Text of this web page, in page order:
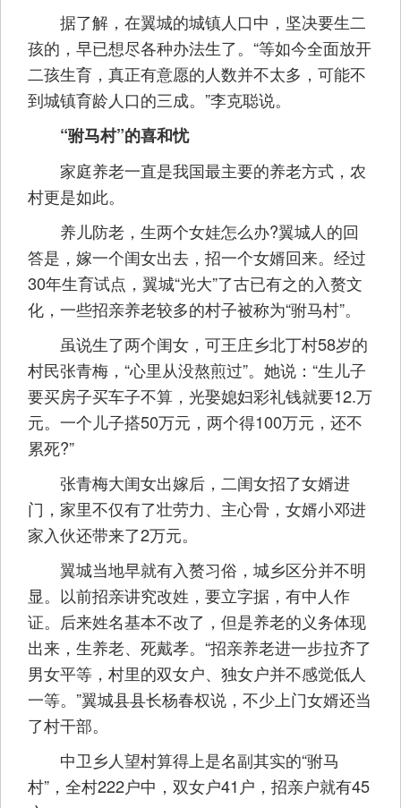
据了解，在翼城的城镇人口中，坚决要生二
孩的，早已想尽各种办法生了。“等如今全面放开
二孩生育，真正有意愿的人数并不太多，可能不
到城镇育龄人口的三成。”李克聪说。
“驸马村”的喜和忧
家庭养老一直是我国最主要的养老方式，农
村更是如此。
养儿防老，生两个女娃怎么办?翼城人的回
答是，嫁一个闺女出去，招一个女婿回来。经过
30年生育试点，翼城“光大”了古已有之的入赘文
化，一些招亲养老较多的村子被称为“驸马村”。
虽说生了两个闺女，可王庄乡北丁村58岁的
村民张青梅，“心里从没熬煎过”。她说：“生儿子
要买房子买车子不算，光娶媳妇彩礼钱就要12.万
元。一个儿子搭50万元，两个得100万元，还不
累死?”
张青梅大闺女出嫁后，二闺女招了女婿进
门，家里不仅有了壮劳力、主心骨，女婿小邓进
家入伙还带来了2万元。
翼城当地早就有入赘习俗，城乡区分并不明
显。以前招亲讲究改姓，要立字据，有中人作
证。后来姓名基本不改了，但是养老的义务体现
出来，生养老、死戴孝。“招亲养老进一步拉齐了
男女平等，村里的双女户、独女户并不感觉低人
一等。”翼城县县长杨春权说，不少上门女婿还当
了村干部。
中卫乡人望村算得上是名副其实的“驸马
村”，全村222户中，双女户41户，招亲户就有45